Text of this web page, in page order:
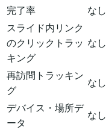
完了率 なし
スライド内リンク
のクリックトラッ
キング
なし
再訪問トラッキン
グ
なし
デバイス・場所デ
ータ
なし